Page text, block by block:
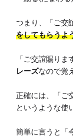
つまり、「ご交
をしてもらうよ
「ご交誼賜りま
レーズなので覚
正確には、「ご
というような使
簡単に言うと「